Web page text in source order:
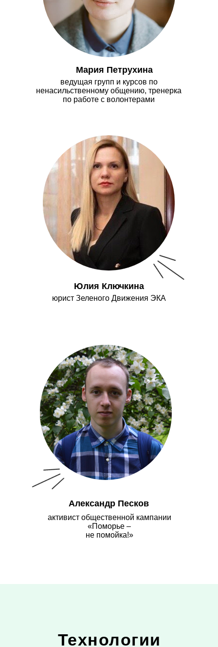
Мария Петрухина
Юлия Ключкина
ведущая групп и курсов по
ненасильственному общению, тренерка
по работе с волонтерами
юрист Зеленого Движения ЭКА
Александр Песков
активист общественной кампании
«Поморье –
не помойка!»
Технологии